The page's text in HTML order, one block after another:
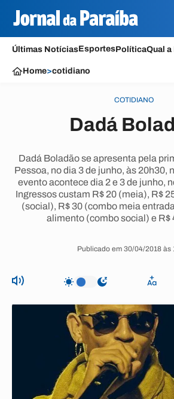
Últimas NotíciasEsportesPolíticaQual a
Home>cotidiano
COTIDIANO
Dadá
Dadá Boladão se apresenta pela
Pessoa, no dia 3 de junho, às 20h30,
evento acontece dia 2 e 3 de junho,
Ingressos custam R$ 20 (meia), R$
(social), R$ 30 (combo meia
alimento (combo social) e R$
Publicado em 30/04/2018 às